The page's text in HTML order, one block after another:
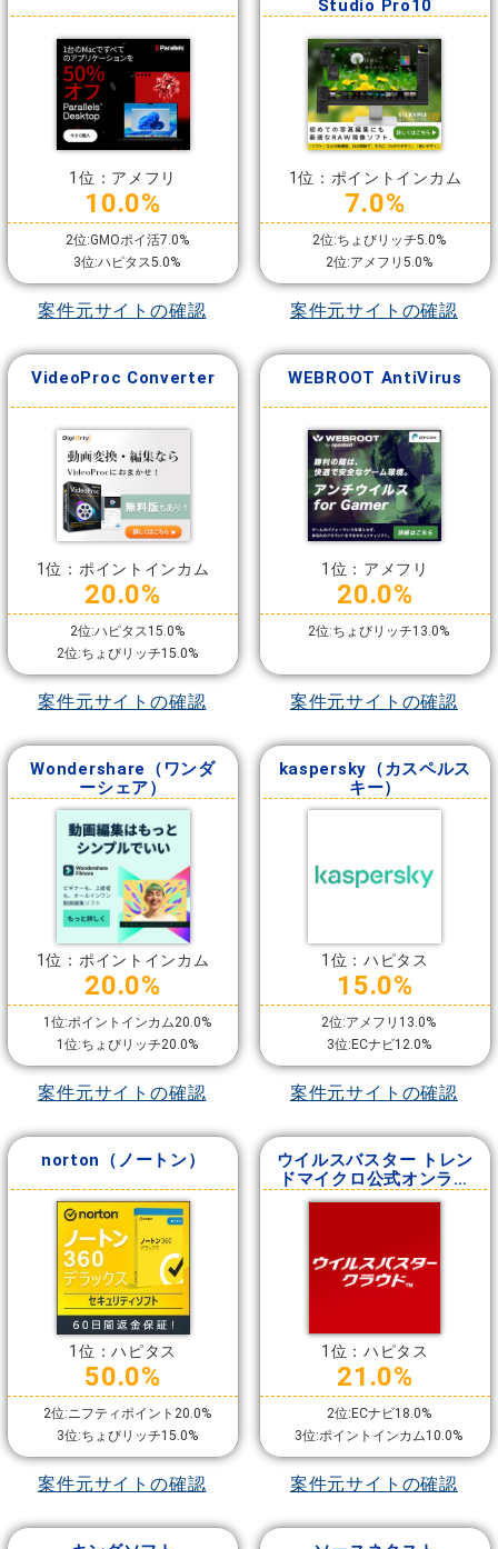
1位：アメフリ
10.0%
2位:GMOポイ活7.0%
3位:ハピタス5.0%
案件元サイトの確認
Studio Pro10
1位：ポイントインカム
7.0%
2位:ちょびリッチ5.0%
2位:アメフリ5.0%
案件元サイトの確認
VideoProc Converter
1位：ポイントインカム
20.0%
2位:ハピタス15.0%
2位:ちょびリッチ15.0%
案件元サイトの確認
WEBROOT AntiVirus
1位：アメフリ
20.0%
2位:ちょびリッチ13.0%
案件元サイトの確認
Wondershare（ワンダ
ーシェア）
1位：ポイントインカム
20.0%
1位:ポイントインカム20.0%
1位:ちょびリッチ20.0%
案件元サイトの確認
kaspersky（カスペルス
キー）
1位：ハピタス
15.0%
2位:アメフリ13.0%
3位:ECナビ12.0%
案件元サイトの確認
norton（ノートン）
1位：ハピタス
50.0%
2位:ニフティポイント20.0%
3位:ちょびリッチ15.0%
案件元サイトの確認
ウイルスバスター トレン
ドマイクロ公式オンライ
ンショップ
1位：ハピタス
21.0%
2位:ECナビ18.0%
3位:ポイントインカム10.0%
案件元サイトの確認